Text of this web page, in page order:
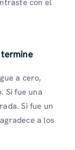
con el
a cero,
Si fue una
Si fue un
a los